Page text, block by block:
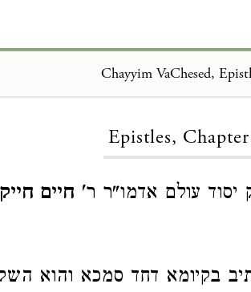
Chayyim VaChesed,
Epistles,
עולם אדמו"ר ר' חיים
בקיומא דחד סמכא והוא